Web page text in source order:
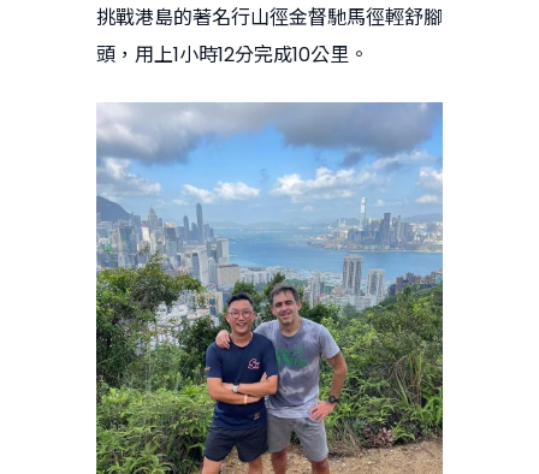
挑戰港島的著名行山徑金督馳馬徑輕舒腳
頭，用上1小時12分完成10公里。